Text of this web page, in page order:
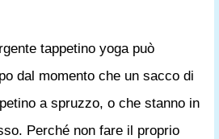
tappetino yoga può
dal momento che un sacco di
a spruzzo, o che stanno in
Perché non fare il proprio